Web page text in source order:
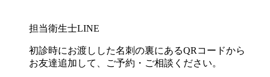
担当衛生士LINE
初診時にお渡しした名刺の裏にあるQRコードから
お友達追加して、ご予約・ご相談ください。